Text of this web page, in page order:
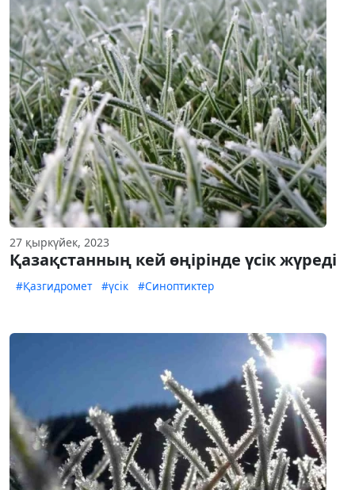
27 қыркүйек, 2023
Қазақстанның кей өңірінде үсік жүреді
#Қазгидромет #үсік #Синоптиктер